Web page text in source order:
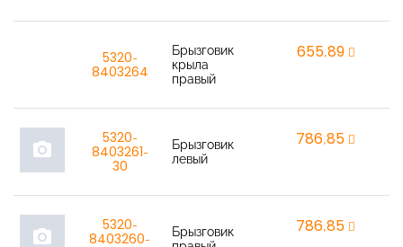
5320-
8403264
Брызговик
крыла
правый
655,89
photo_camera
5320-
8403261-
30
Брызговик
левый
786,85
photo_camera
5320-
8403260-
Брызговик
786,85